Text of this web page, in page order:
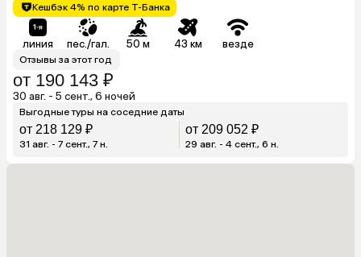
Кешбэк 4% по карте Т-Банка
линия пес./гал. 50 м 43 км везде
Отзывы за этот год
от 190 143 ₽
30 авг. - 5 сент., 6 ночей
Выгодные туры на соседние даты
от 218 129 ₽
31 авг. - 7 сент., 7 н.
от 209 052 ₽
29 авг. - 4 сент., 6 н.